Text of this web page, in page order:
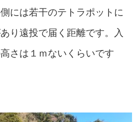
には若干のテトラポットに
り遠投で届く距離です。入
さは１ｍないくらいです